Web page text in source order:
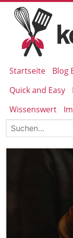
Startseite Blog
Quick and Easy
Wissenswert